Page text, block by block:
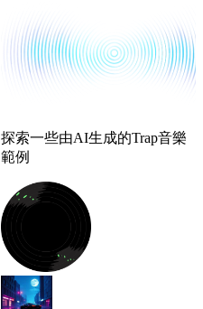
探索一些由AI生成的Trap音樂
範例